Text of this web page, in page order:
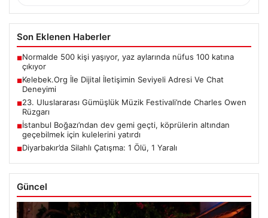
Son Eklenen Haberler
■Normalde 500 kişi yaşıyor, yaz aylarında nüfus 100 katına
çıkıyor
■Kelebek.Org İle Dijital İletişimin Seviyeli Adresi Ve Chat
Deneyimi
■23. Uluslararası Gümüşlük Müzik Festivali’nde Charles Owen
Rüzgarı
■İstanbul Boğazı’ndan dev gemi geçti, köprülerin altından
geçebilmek için kulelerini yatırdı
■Diyarbakır’da Silahlı Çatışma: 1 Ölü, 1 Yaralı
Güncel